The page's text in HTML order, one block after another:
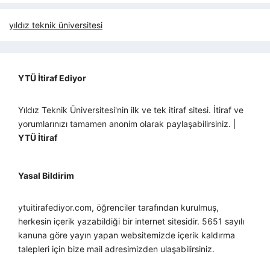
yıldız teknik üniversitesi
YTÜ İtiraf Ediyor
Yıldız Teknik Üniversitesi'nin ilk ve tek itiraf sitesi. İtiraf ve
yorumlarınızı tamamen anonim olarak paylaşabilirsiniz. |
YTÜ İtiraf
Yasal Bildirim
ytuitirafediyor.com, öğrenciler tarafından kurulmuş,
herkesin içerik yazabildiği bir internet sitesidir. 5651 sayılı
kanuna göre yayın yapan websitemizde içerik kaldırma
talepleri için bize mail adresimizden ulaşabilirsiniz.